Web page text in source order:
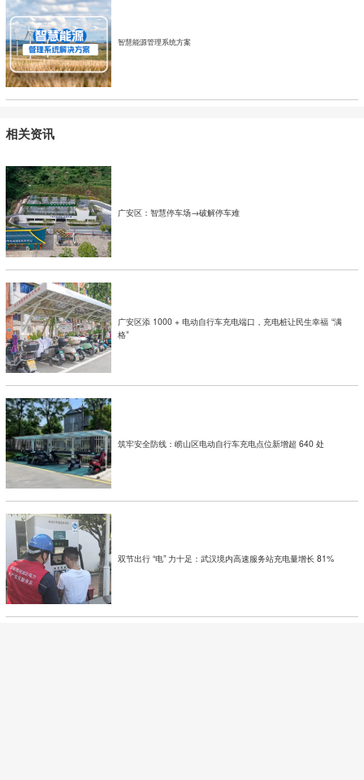
智慧能源管理系统方案
相关资讯
广安区：智慧停车场→破解停车难
广安区添 1000 + 电动自行车充电端口，充电桩让民生幸福 “满
格”
筑牢安全防线：崂山区电动自行车充电点位新增超 640 处
双节出行 “电” 力十足：武汉境内高速服务站充电量增长 81%